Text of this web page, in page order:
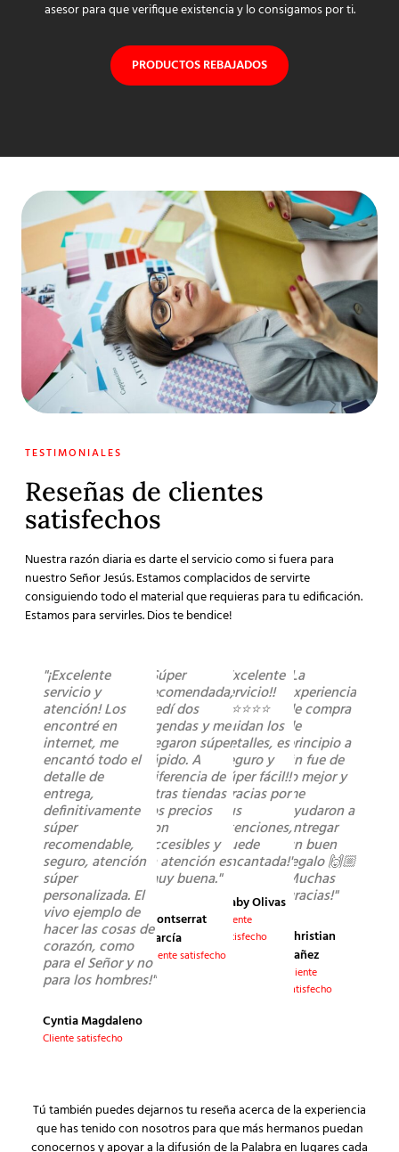
asesor para que verifique existencia y lo consigamos por ti.
PRODUCTOS REBAJADOS
TESTIMONIALES
Reseñas de clientes
satisfechos
Nuestra razón diaria es darte el servicio como si fuera para
nuestro Señor Jesús. Estamos complacidos de servirte
consiguiendo todo el material que requieras para tu edificación.
Estamos para servirles. Dios te bendice!
"¡Excelente
servicio y
atención! Los
encontré en
internet, me
encantó todo el
detalle de
entrega,
definitivamente
súper
recomendable,
seguro, atención
súper
personalizada. El
vivo ejemplo de
hacer las cosas de
corazón, como
para el Señor y no
para los hombres!"
Cyntia Magdaleno
Cliente satisfecho
"Súper
recomendada,
pedí dos
agendas y me
llegaron súper
rápido. A
diferencia de
otras tiendas
los precios
son
accesibles y
la atención es
muy buena."
Montserrat
García
Cliente satisfecho
"Excelente
servicio!!
⭐️⭐️⭐️⭐️⭐️
cuidan los
detalles, es
seguro y
súper fácil!!
Gracias por
sus
atenciones,
quede
encantada!"
Gaby Olivas
Cliente
satisfecho
"La
experiencia
de compra
de
principio a
fin fue de
lo mejor y
me
ayudaron a
entregar
un buen
regalo 🙌🏼
Muchas
gracias!"
Christian
Yañez
Cliente
satisfecho
Tú también puedes dejarnos tu reseña acerca de la experiencia
que has tenido con nosotros para que más hermanos puedan